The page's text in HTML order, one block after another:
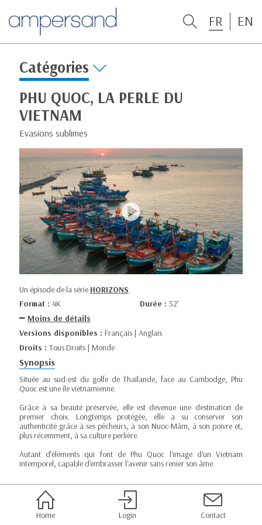
FR EN
Catégories
PHU QUOC, LA PERLE DU
VIETNAM
Evasions sublimes
Un épisode de la série HORIZONS
Format : 4K Durée : 52’
Moins de détails
Versions disponibles : Français | Anglais
Droits : Tous Droits | Monde
Synopsis
Située au sud-est du golfe de Thaïlande, face au Cambodge, Phu
Quoc est une île vietnamienne.
Grâce à sa beauté préservée, elle est devenue une destination de
premier choix. Longtemps protégée, elle a su conserver son
authenticité grâce à ses pêcheurs, à son Nuoc-Mâm, à son poivre et,
plus récemment, à sa culture perlière.
Autant d’éléments qui font de Phu Quoc l'image d'un Vietnam
intemporel, capable d'embrasser l'avenir sans renier son âme.
Home Login Contact